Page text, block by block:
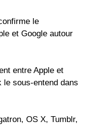
le
et Google autour
entre Apple et
le sous-entend dans
OS X, Tumblr,